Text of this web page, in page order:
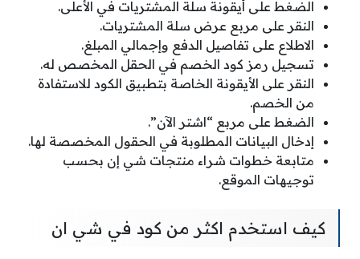
الضغط على أيقونة سلة المشتريات في الأعلى.
النقر على مربع عرض سلة المشتريات.
الاطلاع على تفاصيل الدفع وإجمالي المبلغ.
تسجيل رمز كود الخصم في الحقل المخصص له.
النقر على الأيقونة الخاصة بتطبيق الكود للاستفادة
من الخصم.
الضغط على مربع “اشتر الآن”.
إدخال البيانات المطلوبة في الحقول المخصصة لها.
متابعة خطوات شراء منتجات شي إن بحسب
توجيهات الموقع.
كيف استخدم اكثر من كود في شي ان